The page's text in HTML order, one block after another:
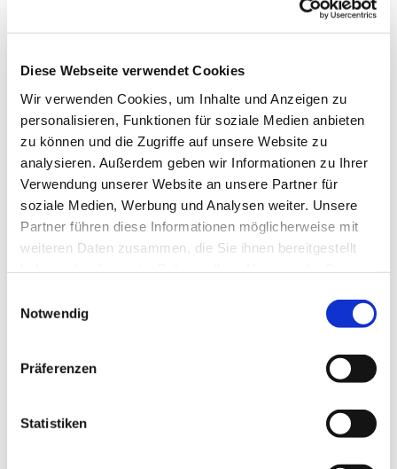
Diese Webseite verwendet Cookies
Wir verwenden Cookies, um Inhalte und Anzeigen zu
personalisieren, Funktionen für soziale Medien anbieten
zu können und die Zugriffe auf unsere Website zu
analysieren. Außerdem geben wir Informationen zu Ihrer
Verwendung unserer Website an unsere Partner für
soziale Medien, Werbung und Analysen weiter. Unsere
Partner führen diese Informationen möglicherweise mit
weiteren Daten zusammen, die Sie ihnen bereitgestellt
Notwendig
Präferenzen
Statistiken